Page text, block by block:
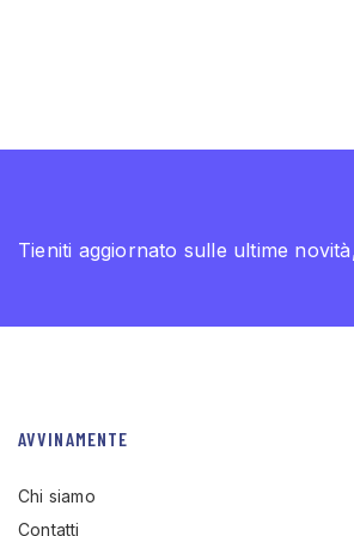
Tieniti aggiornato sulle ultime
AVVINAMENTE
Chi siamo
Contatti